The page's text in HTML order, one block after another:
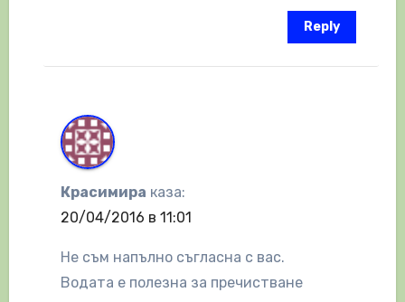
Reply
Красимира каза:
20/04/2016 в 11:01
Не съм напълно съгласна с вас.
Водата е полезна за пречистване